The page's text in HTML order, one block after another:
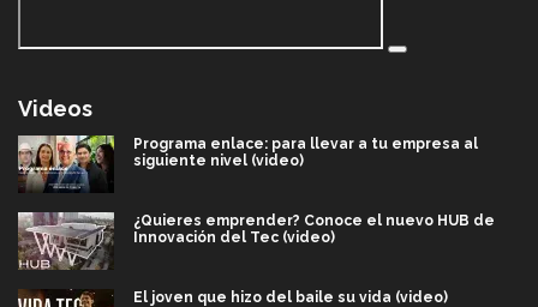
Videos
Programa enlace: para llevar a tu empresa al
siguiente nivel (video)
¿Quieres emprender? Conoce el nuevo HUB de
Innovación del Tec (video)
El joven que hizo del baile su vida (video)